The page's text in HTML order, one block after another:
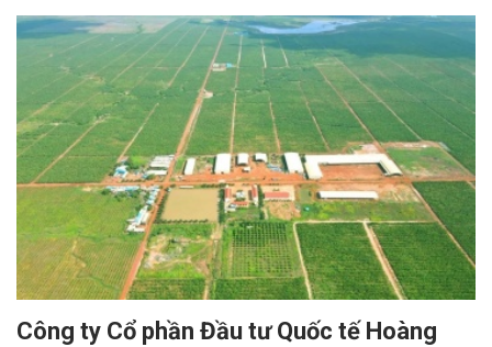
Công ty Cổ phần Đầu tư Quốc tế Hoàng